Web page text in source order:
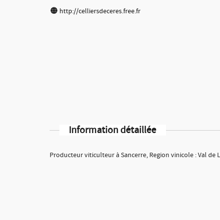
http://celliersdeceres.free.fr
Information détaillée
Producteur viticulteur à Sancerre, Region vinicole : Val de